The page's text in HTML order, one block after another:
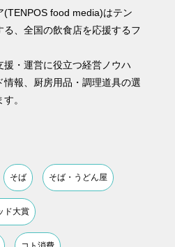
(TENPOS food media)はテン
る、全国の飲食店を応援するフ
・運営に役立つ経営ノウハ
情報、厨房用品・調理道具の選
。
そば そば・うどん屋
ド大賞